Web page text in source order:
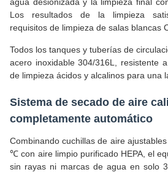
Los resultados de la limpieza
requisitos de limpieza de salas blancas
Todos los tanques y tuberías de
acero inoxidable 304/316L, resistente
de limpieza ácidos y alcalinos para una
Sistema de secado de aire
completamente automático
Combinando cuchillas de aire
℃ con aire limpio purificado HEPA, el
sin rayas ni marcas de agua en solo